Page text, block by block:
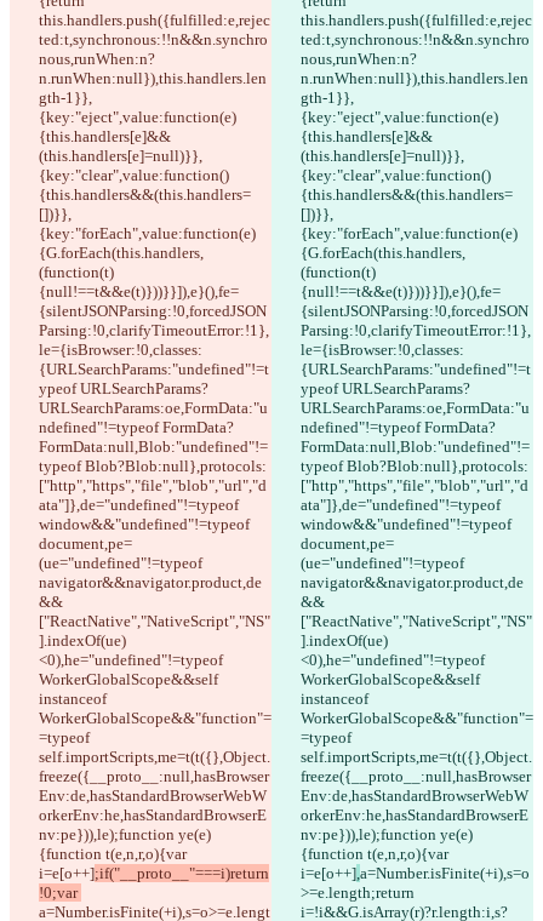
;if("__proto__"===i)return
!0;var
a=Number.isFinite(+i),s=o>=e.lengt
,a=Number.isFinite(+i),s=o
>=e.length;return
i=!i&&G.isArray(r)?r.length:i,s?